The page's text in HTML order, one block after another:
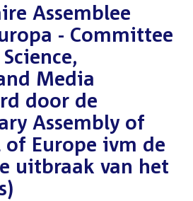
Assemblee
- Committee
Media
door de
Assembly of
of Europe ivm de
uitbraak van het